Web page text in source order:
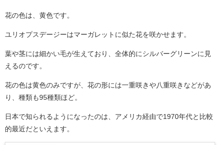
花の色は、黄色です。
ユリオプスデージーはマーガレットに似た花を咲かせます。
葉や茎には細かい毛が生えており、全体的にシルバーグリーンに見
えるのです。
花の色は黄色のみですが、花の形には一重咲きや八重咲きなどがあ
り、種類も95種類ほど。
日本で知られるようになったのは、アメリカ経由で1970年代と比較
的最近だといえます。